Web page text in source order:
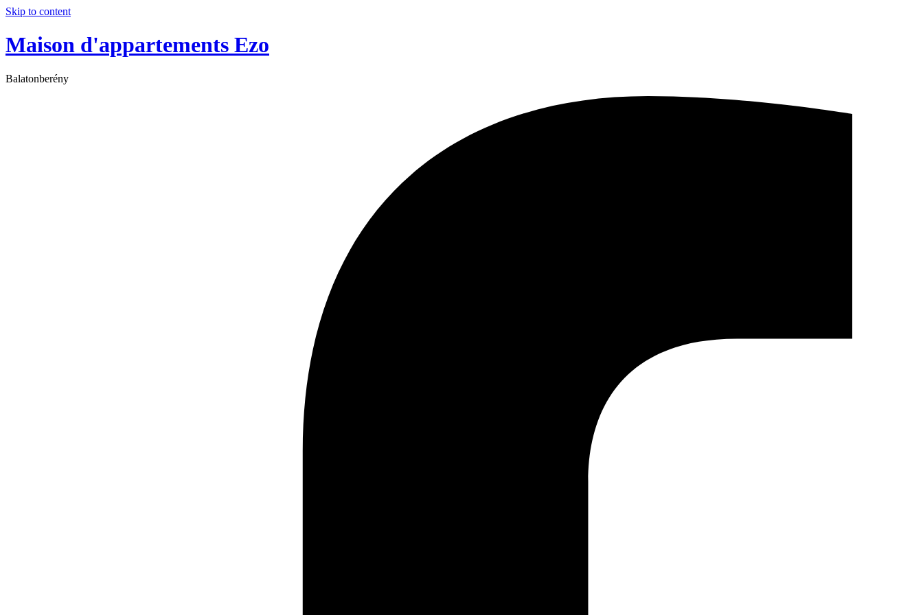
Skip to content
Maison d'appartements Ezo
Balatonberény